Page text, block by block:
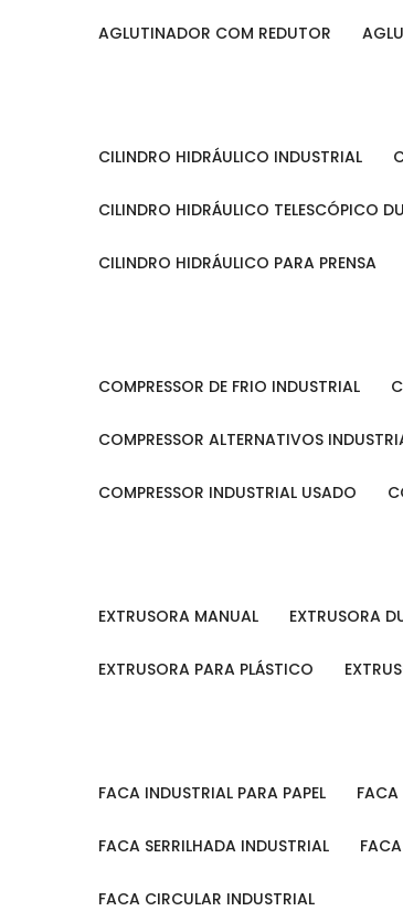
AGLUTINADOR COM REDUTOR
CILINDRO HIDRÁULICO INDUSTRIAL
CILINDRO HIDRÁULICO TELESCÓPICO
CILINDRO HIDRÁULICO PARA PRENSA
COMPRESSOR DE FRIO INDUSTRIAL
COMPRESSOR ALTERNATIVOS
COMPRESSOR INDUSTRIAL USADO
EXTRUSORA MANUAL EXTRUSORA
EXTRUSORA PARA PLÁSTICO
FACA INDUSTRIAL PARA PAPEL
FACA SERRILHADA INDUSTRIAL
FACA CIRCULAR INDUSTRIAL